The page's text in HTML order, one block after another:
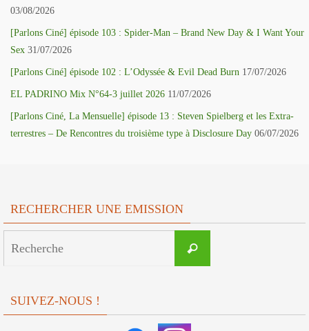
03/08/2026
[Parlons Ciné] épisode 103 : Spider-Man – Brand New Day & I Want Your
Sex 31/07/2026
[Parlons Ciné] épisode 102 : L’Odyssée & Evil Dead Burn 17/07/2026
EL PADRINO Mix N°64-3 juillet 2026 11/07/2026
[Parlons Ciné, La Mensuelle] épisode 13 : Steven Spielberg et les Extra-
terrestres – De Rencontres du troisième type à Disclosure Day 06/07/2026
RECHERCHER UNE EMISSION
Recherche
SUIVEZ-NOUS !